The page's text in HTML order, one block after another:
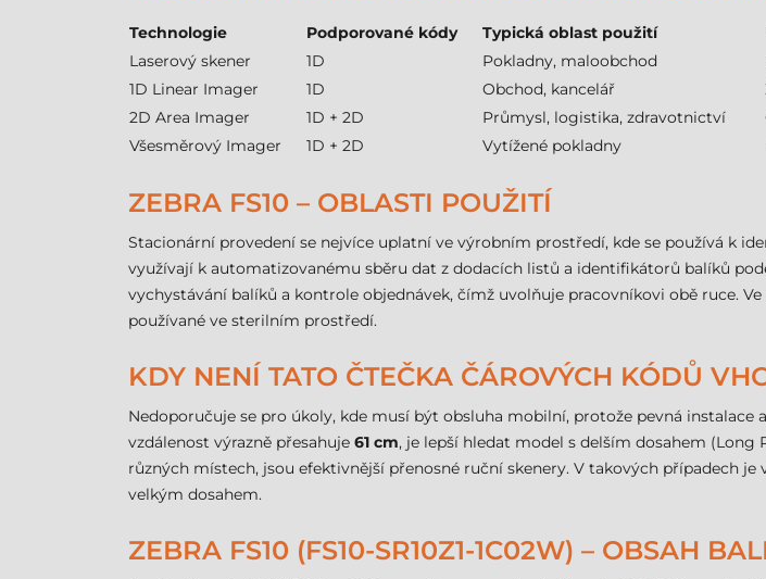
Technologie Podporované kódy Typická oblast použití
Laserový skener
1D Pokladny, maloobchod
1D Linear Imager
1D Obchod, kancelář
2D Area Imager
1D + 2D Průmysl, logistika, zdravotnictví
Všesměrový Imager
1D + 2D Vytížené pokladny
ZEBRA FS10 – OBLASTI POUŽITÍ
Stacionární provedení se nejvíce uplatní ve výrobním prostředí, kde se používá k
využívají k automatizovanému sběru dat z dodacích listů a identifikátorů balíků
vychystávání balíků a kontrole objednávek, čímž uvolňuje pracovníkovi obě ruce.
používané ve sterilním prostředí.
KDY NENÍ TATO ČTEČKA ČÁROVÝCH KÓDŮ
Nedoporučuje se pro úkoly, kde musí být obsluha mobilní, protože pevná instalace a
vzdálenost výrazně přesahuje 61 cm, je lepší hledat model s delším dosahem (Long
různých místech, jsou efektivnější přenosné ruční skenery. V takových případech
velkým dosahem.
ZEBRA FS10 (FS10-SR10Z1-1C02W) – OBSAH